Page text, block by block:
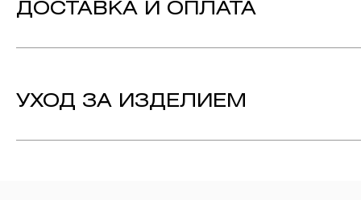
Бриллиант - Количество: 1, Форма: «Круг-
ДОСТАВКА И ОПЛАТА
УХОД ЗА ИЗДЕЛИЕМ